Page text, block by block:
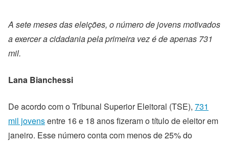
A sete meses das eleições, o número de jovens motivados
a exercer a cidadania pela primeira vez é de apenas 731
mil.
Lana Bianchessi
De acordo com o Tribunal Superior Eleitoral (TSE), 731
mil jovensentre 16 e 18 anos fizeram o título de eleitor em
janeiro. Esse número conta com menos de 25% do